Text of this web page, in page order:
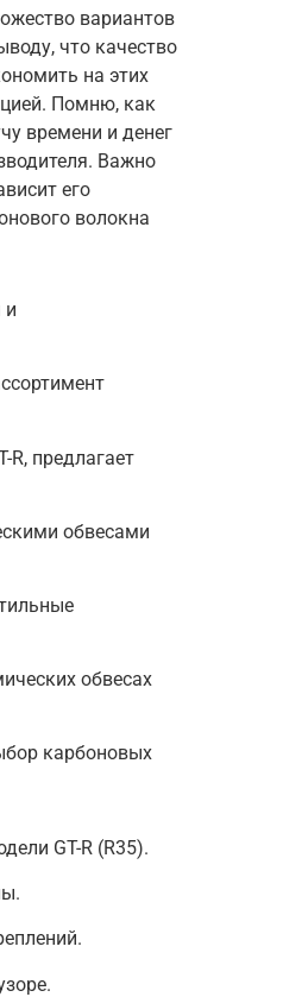
вариантов
что качество
на этих
Помню, как
времени и денег
Важно
его
волокна
и
R, предлагает
обвесами
обвесах
карбоновых
GT-R (R35).